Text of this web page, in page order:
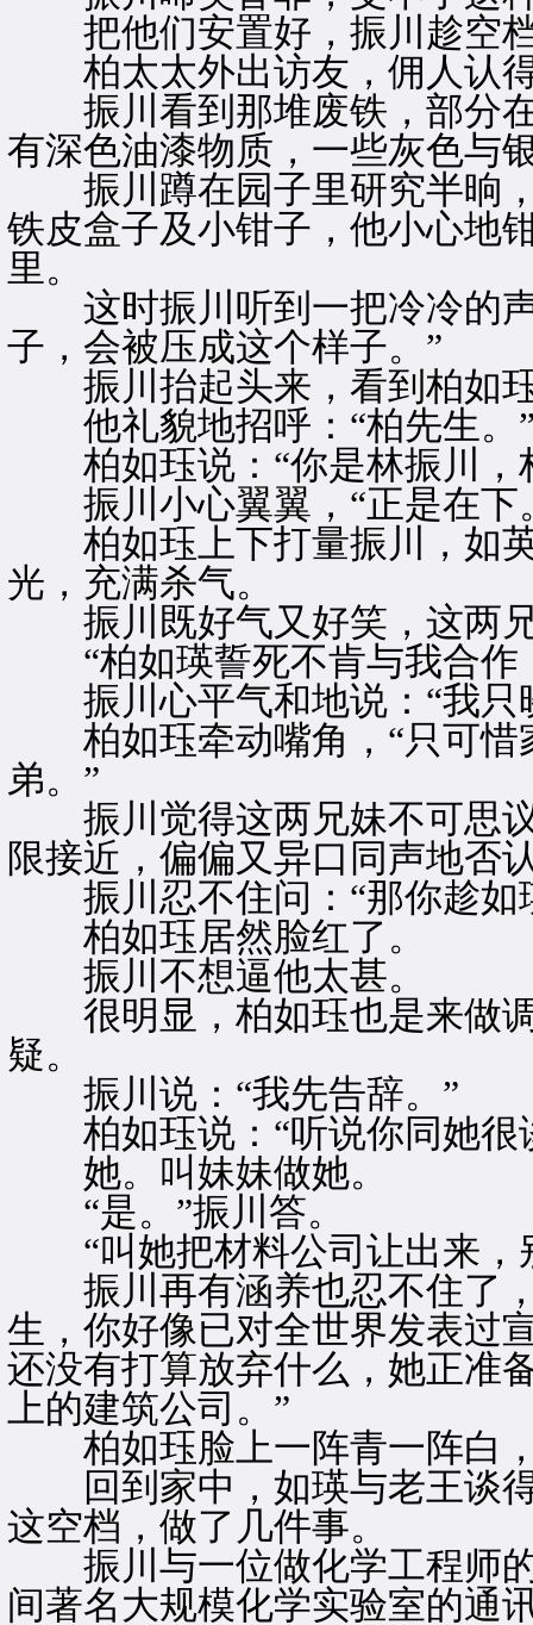
把他们安置好，振川趁空
柏太太外出访友，佣人认得
振川看到那堆废铁，部分在
有深色油漆物质，一些灰色与
振川蹲在园子里研究半晌，
铁皮盒子及小钳子，他小心地
里。
这时振川听到一把冷冷的声
子，会被压成这个样子。”
振川抬起头来，看到柏如
他礼貌地招呼：“柏先生。
柏如珏说：“你是林振川，
振川小心翼翼，“正是在下
柏如珏上下打量振川，如英
光，充满杀气。
振川既好气又好笑，这两兄
“柏如瑛誓死不肯与我合作
振川心平气和地说：“我只
柏如珏牵动嘴角，“只可惜
弟。”
振川觉得这两兄妹不可思议
限接近，偏偏又异口同声地否
振川忍不住问：“那你趁如
柏如珏居然脸红了。
振川不想逼他太甚。
很明显，柏如珏也是来做调
疑。
振川说：“我先告辞。”
柏如珏说：“听说你同她很
她。叫妹妹做她。
“是。”振川答。
“叫她把材料公司让出来，
振川再有涵养也忍不住了，
生，你好像已对全世界发表过
还没有打算放弃什么，她正准
上的建筑公司。”
柏如珏脸上一阵青一阵白，
回到家中，如瑛与老王谈得
这空档，做了几件事。
振川与一位做化学工程师的
间著名大规模化学实验室的通